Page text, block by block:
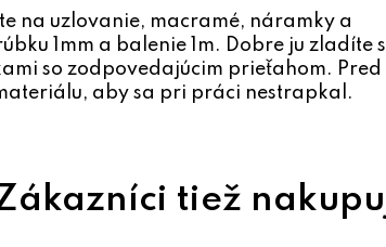
na uzlovanie, macramé, náramky a
1mm a balenie 1m. Dobre ju zladíte s
so zodpovedajúcim prieťahom. Pred
aby sa pri práci nestrapkal.